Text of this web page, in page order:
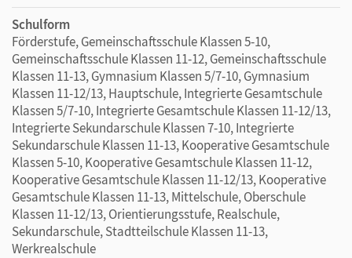
Schulform
Förderstufe, Gemeinschaftsschule Klassen 5-10,
Gemeinschaftsschule Klassen 11-12, Gemeinschaftsschule
Klassen 11-13, Gymnasium Klassen 5/7-10, Gymnasium
Klassen 11-12/13, Hauptschule, Integrierte Gesamtschule
Klassen 5/7-10, Integrierte Gesamtschule Klassen 11-12/13,
Integrierte Sekundarschule Klassen 7-10, Integrierte
Sekundarschule Klassen 11-13, Kooperative Gesamtschule
Klassen 5-10, Kooperative Gesamtschule Klassen 11-12,
Kooperative Gesamtschule Klassen 11-12/13, Kooperative
Gesamtschule Klassen 11-13, Mittelschule, Oberschule
Klassen 11-12/13, Orientierungsstufe, Realschule,
Sekundarschule, Stadtteilschule Klassen 11-13,
Werkrealschule